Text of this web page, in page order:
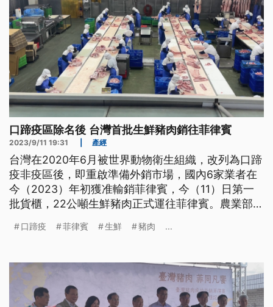
口蹄疫區除名後 台灣首批生鮮豬肉銷往菲律賓
2023/9/11 19:31 產經
台灣在2020年6月被世界動物衛生組織，改列為口蹄
疫非疫區後，即重啟準備外銷市場，國內6家業者在
今（2023）年初獲准輸銷菲律賓，今（11）日第一
批貨櫃，22公噸生鮮豬肉正式運往菲律賓。農業部表
（WOAH）提出申請，爭取認可為豬瘟非疫國。
口蹄疫 菲律賓 生鮮 豬肉 ...